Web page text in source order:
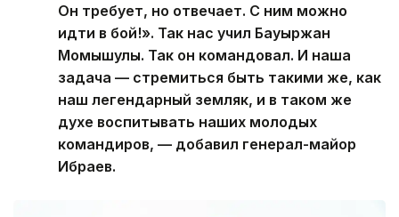
Он требует, но отвечает. С ним можно
идти в бой!». Так нас учил Бауыржан
Момышулы. Так он командовал. И наша
задача — стремиться быть такими же, как
наш легендарный земляк, и в таком же
духе воспитывать наших молодых
командиров, — добавил генерал-майор
Ибраев.